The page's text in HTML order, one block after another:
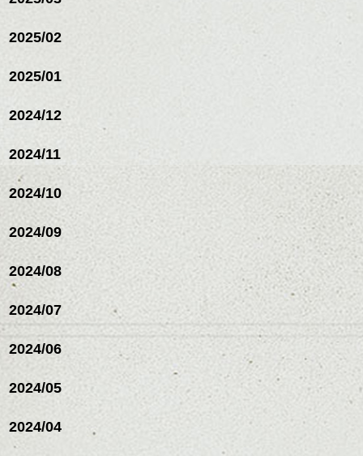
2025/02
2025/01
2024/12
2024/11
2024/10
2024/09
2024/08
2024/07
2024/06
2024/05
2024/04